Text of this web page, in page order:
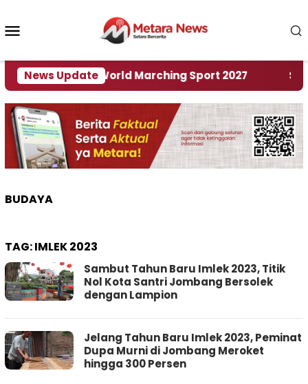
konten
News Update
Rumah World Marching Sport 2027 ‎Soal
BUDAYA
TAG:IMLEK 2023
Sambut Tahun Baru Imlek 2023, Titik
Nol Kota Santri Jombang Bersolek
dengan Lampion
Jelang Tahun Baru Imlek 2023, Peminat
Dupa Murni di Jombang Meroket
hingga 300 Persen